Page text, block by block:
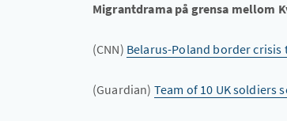
Migrantdrama på grensa mellom
(CNN) Belarus-Poland border
(Guardian) Team of 10 UK soldiers